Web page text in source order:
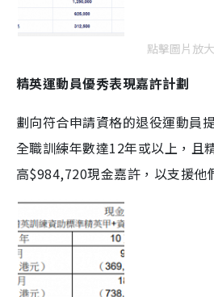
點擊圖片放大
精英運動員優秀表現嘉許計劃
劃向符合申請資格的退役運動員
全職訓練年數達12年或以上，且
高$984,720現金嘉許，以支援他